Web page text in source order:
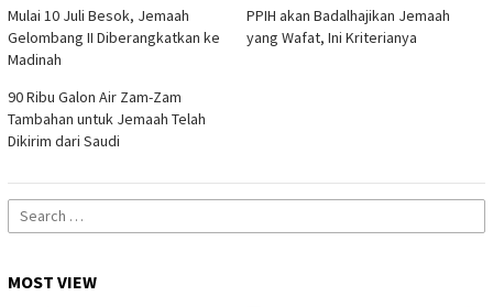
Mulai 10 Juli Besok, Jemaah
Gelombang II Diberangkatkan ke
Madinah
PPIH akan Badalhajikan Jemaah
yang Wafat, Ini Kriterianya
90 Ribu Galon Air Zam-Zam
Tambahan untuk Jemaah Telah
Dikirim dari Saudi
Search
for:
MOST VIEW